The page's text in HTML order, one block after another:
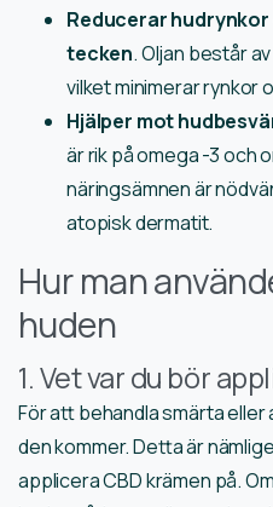
Reducerar
tecken. Oljan består
vilket minimerar rynkor
Hjälper mot
är rik på omega -3 och
näringsämnen är
atopisk dermatit.
Hur man
huden
1. Vet var du bör
För att behandla smärta
den kommer. Detta är
applicera CBD krämen på.